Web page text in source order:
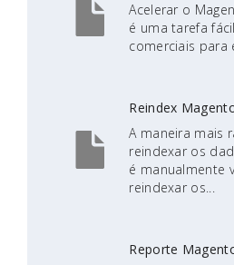
Acelerar o
é uma tarefa
comerciais para
Reindex
A maneira mais
reindexar os
é manualmente
reindexar os...
Reporte